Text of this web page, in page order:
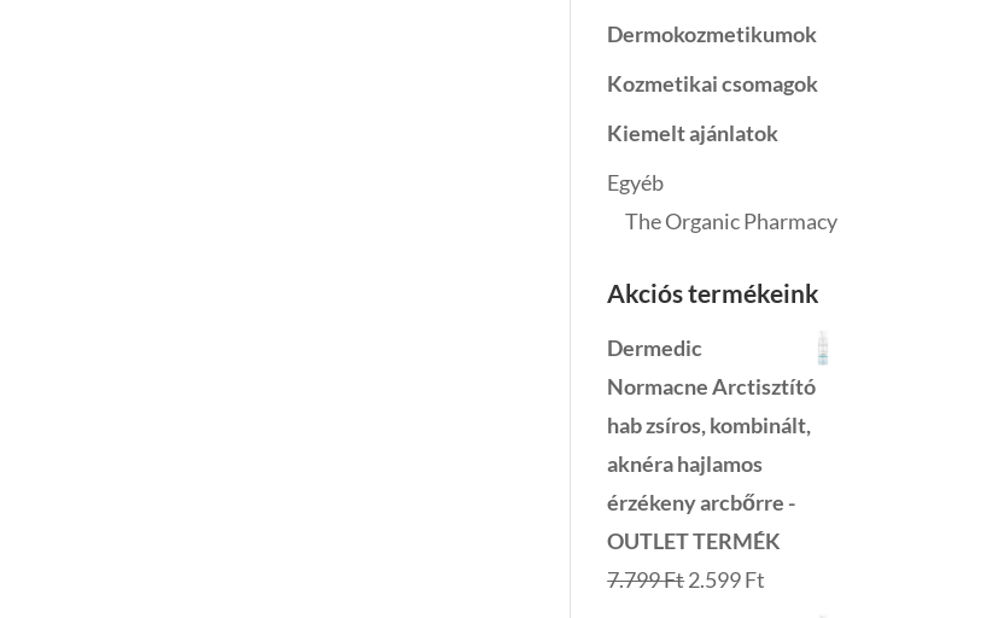
Dermokozmetikumok
Kozmetikai csomagok
Kiemelt ajánlatok
Egyéb
The Organic Pharmacy
Akciós termékeink
Dermedic
Normacne Arctisztító
hab zsíros, kombinált,
aknéra hajlamos
érzékeny arcbőrre -
OUTLET TERMÉK
7.799FtOriginal
2.599Ft